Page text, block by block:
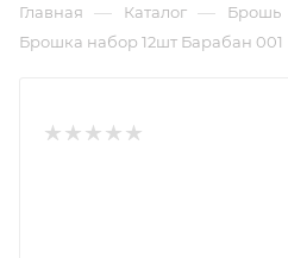
Главная — Каталог — Брошь
Брошка набор 12шт Барабан 001